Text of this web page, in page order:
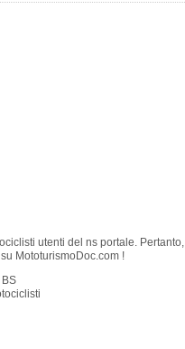
utenti del ns portale. Pertanto,
MototurismoDoc.com !